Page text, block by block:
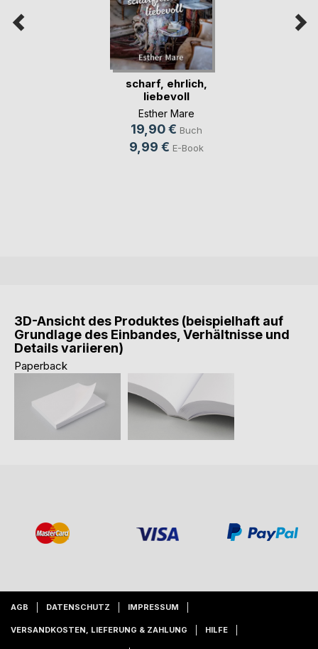
scharf, ehrlich,
liebevoll
Esther Mare
19,90 € Buch
9,99 € E-Book
3D-Ansicht des Produktes (beispielhaft auf
Grundlage des Einbandes, Verhältnisse und
Details variieren)
Paperback
AGB DATENSCHUTZ IMPRESSUM
VERSANDKOSTEN, LIEFERUNG & ZAHLUNG HILFE